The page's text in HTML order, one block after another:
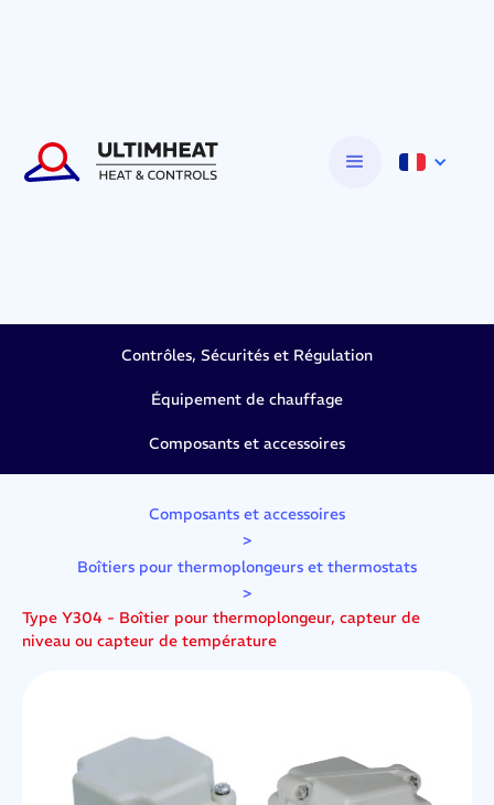
Contrôles, Sécurités et Régulation
Équipement de chauffage
Composants et accessoires
Composants et accessoires
>
Boîtiers pour thermoplongeurs et thermostats
>
Type Y304 - Boîtier pour thermoplongeur, capteur de
niveau ou capteur de température